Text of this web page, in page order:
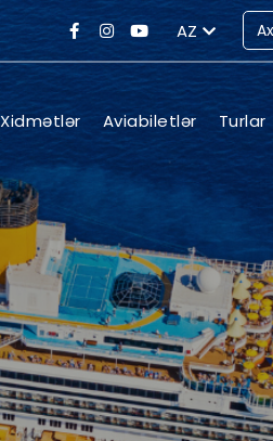
AZ
Xidmətlər Aviabiletlər Turlar